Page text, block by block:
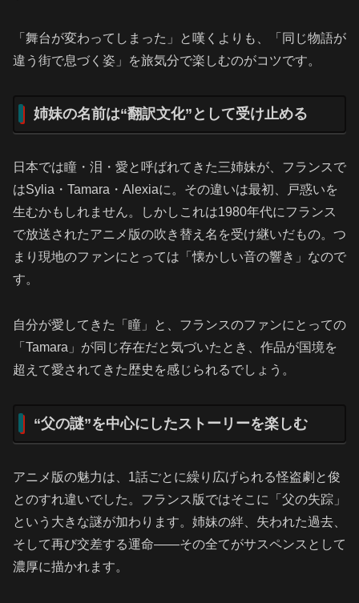
「舞台が変わってしまった」と嘆くよりも、「同じ物語が
違う街で息づく姿」を旅気分で楽しむのがコツです。
姉妹の名前は“翻訳文化”として受け止める
日本では瞳・泪・愛と呼ばれてきた三姉妹が、フランスで
はSylia・Tamara・Alexiaに。その違いは最初、戸惑いを
生むかもしれません。しかしこれは1980年代にフランス
で放送されたアニメ版の吹き替え名を受け継いだもの。つ
まり現地のファンにとっては「懐かしい音の響き」なので
す。
自分が愛してきた「瞳」と、フランスのファンにとっての
「Tamara」が同じ存在だと気づいたとき、作品が国境を
超えて愛されてきた歴史を感じられるでしょう。
“父の謎”を中心にしたストーリーを楽しむ
アニメ版の魅力は、1話ごとに繰り広げられる怪盗劇と俊
とのすれ違いでした。フランス版ではそこに「父の失踪」
という大きな謎が加わります。姉妹の絆、失われた過去、
そして再び交差する運命――その全てがサスペンスとして
濃厚に描かれます。